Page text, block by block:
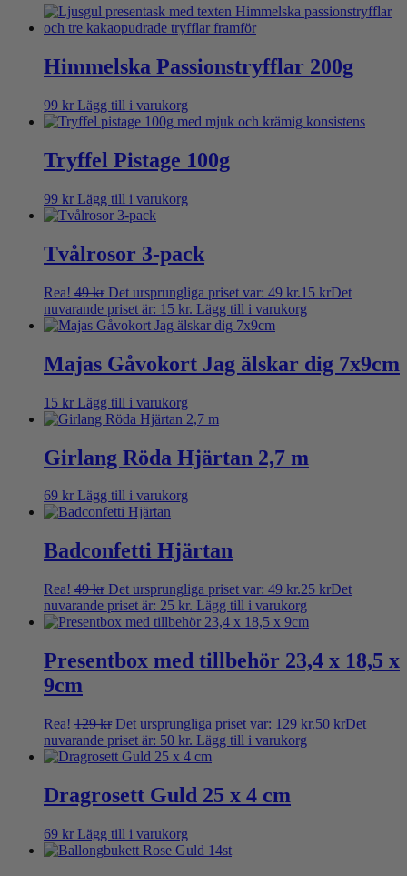
Himmelska Passionstryfflar 200g
99 kr Lägg till i varukorg
Tryffel Pistage 100g
99 kr Lägg till i varukorg
Tvålrosor 3-pack
Rea! 49kr Det ursprungliga priset var: 49 kr.15 krDet
nuvarande priset är: 15 kr. Lägg till i varukorg
Majas Gåvokort Jag älskar dig 7x9cm
15 kr Lägg till i varukorg
Girlang Röda Hjärtan 2,7 m
69 kr Lägg till i varukorg
Badconfetti Hjärtan
Rea! 49kr Det ursprungliga priset var: 49 kr.25 krDet
nuvarande priset är: 25 kr. Lägg till i varukorg
Presentbox med tillbehör 23,4 x 18,5 x
9cm
Rea! 129kr Det ursprungliga priset var: 129 kr.50 krDet
nuvarande priset är: 50 kr. Lägg till i varukorg
Dragrosett Guld 25 x 4 cm
69 kr Lägg till i varukorg